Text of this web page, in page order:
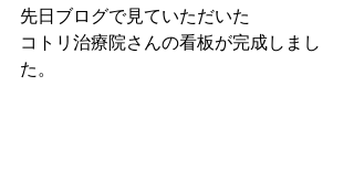
先日ブログで見ていただいた
コトリ治療院さんの看板が完成しまし
た。